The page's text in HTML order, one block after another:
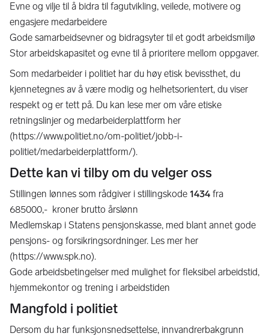
Evne og vilje til å bidra til fagutvikling, veilede, motivere og
engasjere medarbeidere
Gode samarbeidsevner og bidragsyter til et godt arbeidsmiljø
Stor arbeidskapasitet og evne til å prioritere mellom oppgaver.
Som medarbeider i politiet har du høy etisk bevissthet, du
kjennetegnes av å være modig og helhetsorientert, du viser
respekt og er tett på. Du kan lese mer om våre etiske
retningslinjer og medarbeiderplattform her
(https://www.politiet.no/om-politiet/jobb-i-
politiet/medarbeiderplattform/).
Dette kan vi tilby om du velger oss
Stillingen lønnes som rådgiver i stillingskode 1434 fra
685000,- kroner brutto årslønn
Medlemskap i Statens pensjonskasse, med blant annet gode
pensjons- og forsikringsordninger. Les mer her
(https://www.spk.no).
Gode arbeidsbetingelser med mulighet for fleksibel arbeidstid,
hjemmekontor og trening i arbeidstiden
Mangfold i politiet
Dersom du har funksjonsnedsettelse, innvandrerbakgrunn